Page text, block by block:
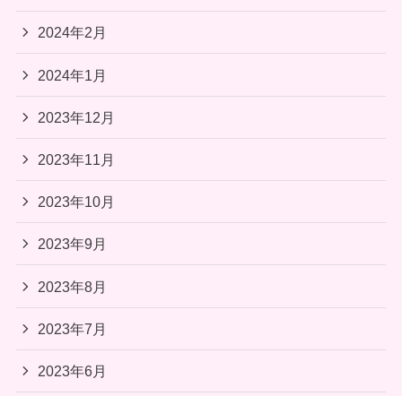
2024年2月
2024年1月
2023年12月
2023年11月
2023年10月
2023年9月
2023年8月
2023年7月
2023年6月